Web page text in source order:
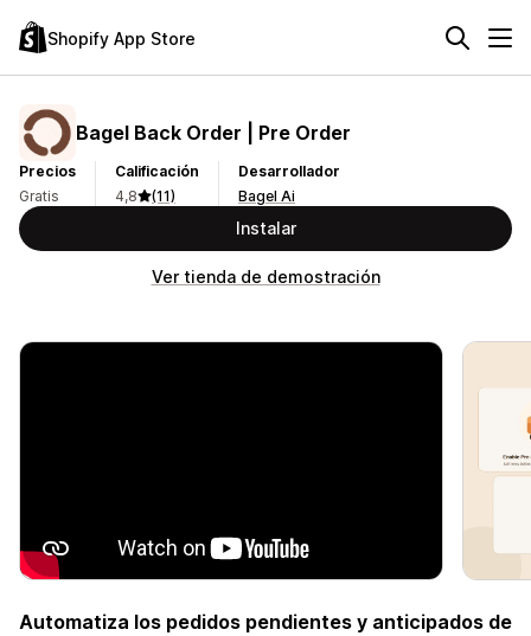
Shopify App Store
Bagel Back Order | Pre Order
Precios
Gratis
Calificación
4,8
(11)
Desarrollador
Bagel Ai
Instalar
Ver tienda de demostración
Automatiza los pedidos pendientes y anticipados de